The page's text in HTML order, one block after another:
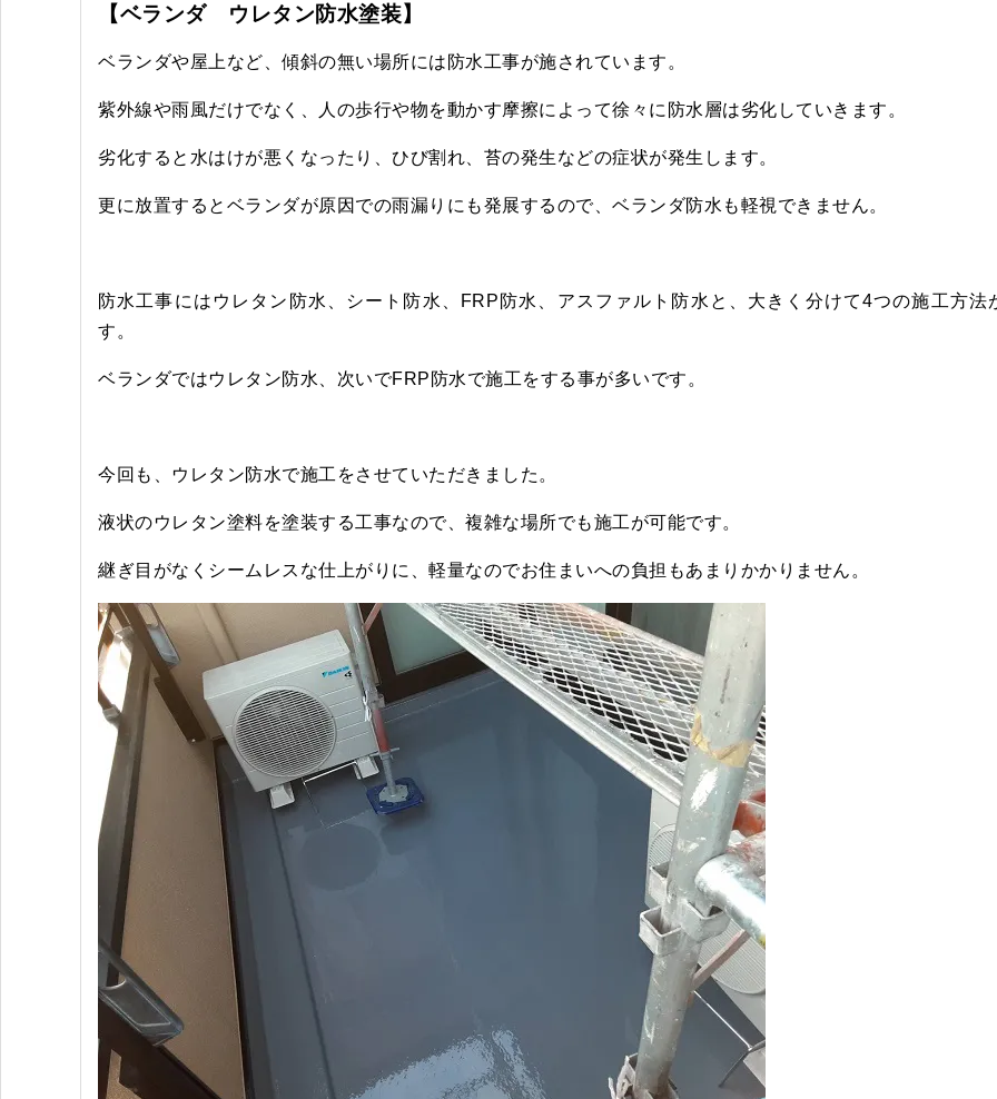
【ベランダ ウレタン防水塗装】
ベランダや屋上など、傾斜の無い場所には防水工事が施されています。
紫外線や雨風だけでなく、人の歩行や物を動かす摩擦によって徐々に防水層は劣化していきます。
劣化すると水はけが悪くなったり、ひび割れ、苔の発生などの症状が発生します。
更に放置するとベランダが原因での雨漏りにも発展するので、ベランダ防水も軽視できません。
防水工事にはウレタン防水、シート防水、FRP防水、アスファルト防水と、大きく分けて4つの施工方法
す。
ベランダではウレタン防水、次いでFRP防水で施工をする事が多いです。
今回も、ウレタン防水で施工をさせていただきました。
液状のウレタン塗料を塗装する工事なので、複雑な場所でも施工が可能です。
継ぎ目がなくシームレスな仕上がりに、軽量なのでお住まいへの負担もあまりかかりません。